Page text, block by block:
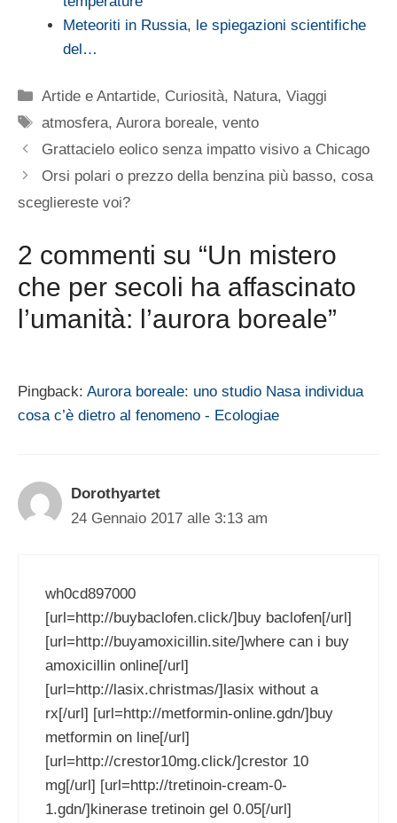
Meteoriti in Russia, le spiegazioni scientifiche
del…
Categorie
Artide e Antartide, Curiosità, Natura,Viaggi
Tag
atmosfera,Aurora boreale,vento
Grattacielo eolico senza impatto visivo a Chicago
Orsi polari o prezzo della benzina più basso, cosa
scegliereste voi?
2 commenti su “Un mistero
che per secoli ha affascinato
l’umanità: l’aurora boreale”
Pingback: Aurora boreale: uno studio Nasa individua
cosa c’è dietro al fenomeno - Ecologiae
Dorothyartet
24 Gennaio 2017 alle 3:13 am
wh0cd897000
[url=http://buybaclofen.click/]buy baclofen[/url]
[url=http://buyamoxicillin.site/]where can i buy
amoxicillin online[/url]
[url=http://lasix.christmas/]lasix without a
rx[/url] [url=http://metformin-online.gdn/]buy
metformin on line[/url]
[url=http://crestor10mg.click/]crestor 10
mg[/url] [url=http://tretinoin-cream-0-
1.gdn/]kinerase tretinoin gel 0.05[/url]